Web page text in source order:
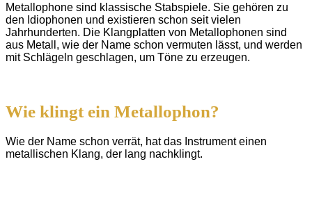
Metallophone sind klassische Stabspiele. Sie gehören zu
den Idiophonen und existieren schon seit vielen
Jahrhunderten. Die Klangplatten von Metallophonen sind
aus Metall, wie der Name schon vermuten lässt, und werden
mit Schlägeln geschlagen, um Töne zu erzeugen.
Wie klingt ein Metallophon?
Wie der Name schon verrät, hat das Instrument einen
metallischen Klang, der lang nachklingt.